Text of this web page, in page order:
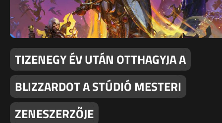
TIZENEGY ÉV UTÁN OTTHAGYJA A
BLIZZARDOT A STÚDIÓ MESTERI
ZENESZERZŐJE